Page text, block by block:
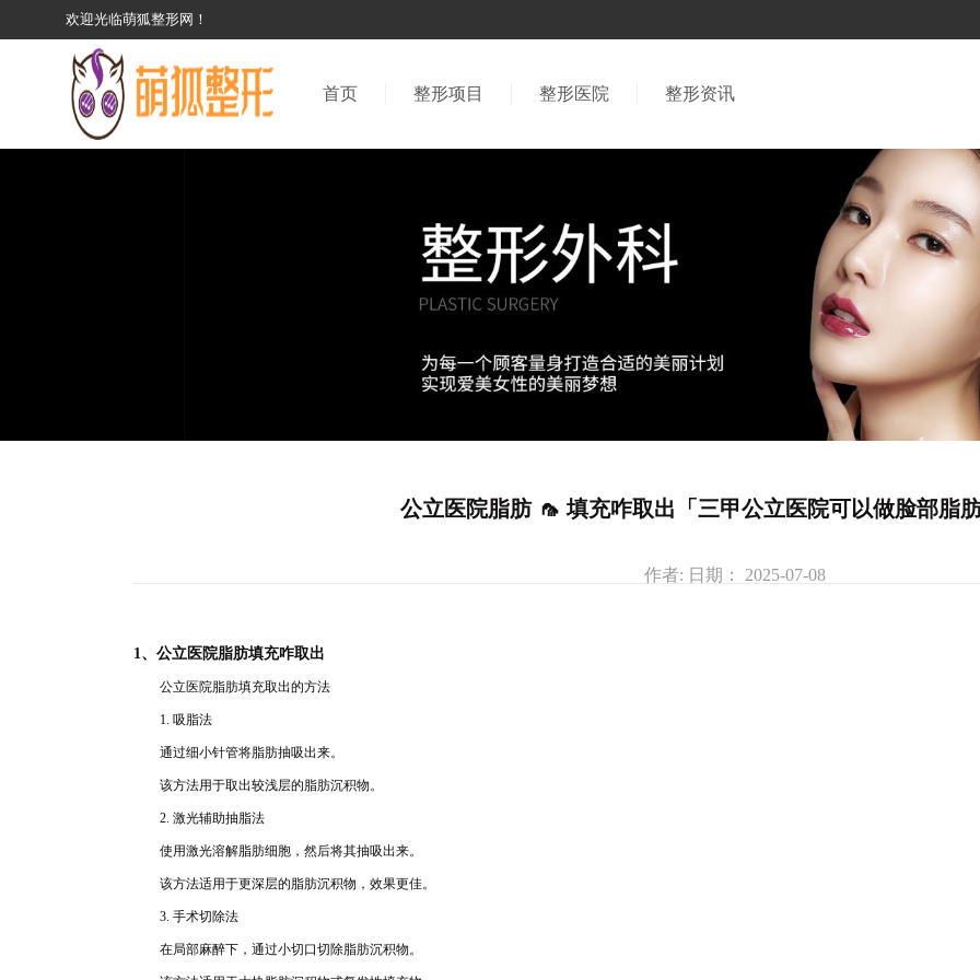
欢迎光临萌狐整形网！
首页 整形项目 整形医院 整形资讯
公立医院脂肪 🦟 填充咋取出「三甲公立医院可以做脸部脂肪
作者: 日期： 2025-07-08
1、公立医院脂肪填充咋取出
公立医院脂肪填充取出的方法
1. 吸脂法
通过细小针管将脂肪抽吸出来。
该方法用于取出较浅层的脂肪沉积物。
2. 激光辅助抽脂法
使用激光溶解脂肪细胞，然后将其抽吸出来。
该方法适用于更深层的脂肪沉积物，效果更佳。
3. 手术切除法
在局部麻醉下，通过小切口切除脂肪沉积物。